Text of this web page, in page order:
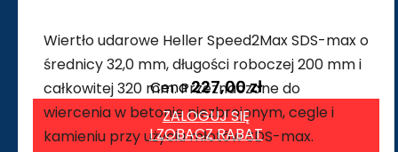
Wiertło udarowe Heller Speed2Max SDS-max o
średnicy 32,0 mm, długości roboczej 200 mm i
całkowitej 320 mm. Przeznaczone do
wiercenia w betonie niezbrojonym, cegle i
kamieniu przy użyciu młotów SDS-max.
Cena227,00 zł
ZALOGUJ SIĘ
I ZOBACZ RABAT